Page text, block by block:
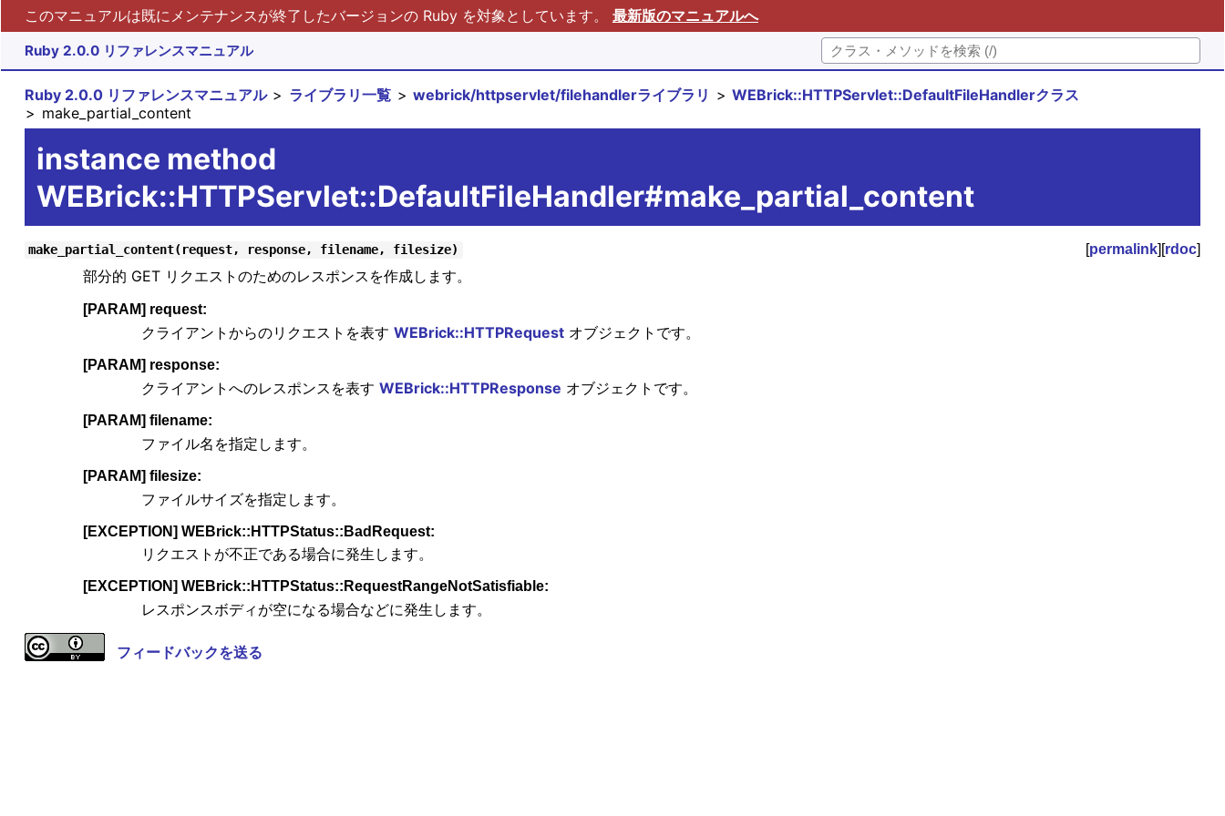
このマニュアルは既にメンテナンスが終了したバージョンの Ruby を対象としています。 最新版のマニュアルへ
Ruby 2.0.0 リファレンスマニュアル
Ruby 2.0.0 リファレンスマニュアル ライブラリ一覧 webrick/httpservlet/filehandlerライブラリ
WEBrick::HTTPServlet::DefaultFileHandlerクラス
make_partial_content
instance method
WEBrick::HTTPServlet::DefaultFileHandler#make_partial_content
make_partial_content(request, response, filename, filesize) [permalink][rdoc]
部分的 GET リクエストのためのレスポンスを作成します。
[PARAM] request:
クライアントからのリクエストを表す WEBrick::HTTPRequestオブジェクトです。
[PARAM] response:
クライアントへのレスポンスを表す WEBrick::HTTPResponse オブジェクトです。
[PARAM] filename:
ファイル名を指定します。
[PARAM] filesize:
ファイルサイズを指定します。
[EXCEPTION] WEBrick::HTTPStatus::BadRequest:
リクエストが不正である場合に発生します。
[EXCEPTION] WEBrick::HTTPStatus::RequestRangeNotSatisfiable:
レスポンスボディが空になる場合などに発生します。
フィードバックを送る